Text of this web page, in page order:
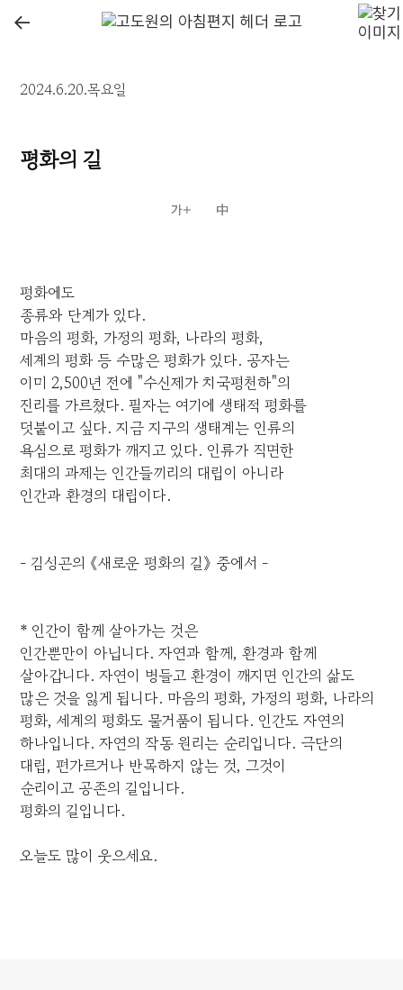
←
2024.6.20.목요일
평화의 길
평화에도
종류와 단계가 있다.
마음의 평화, 가정의 평화, 나라의 평화,
세계의 평화 등 수많은 평화가 있다. 공자는
이미 2,500년 전에 "수신제가 치국평천하"의
진리를 가르쳤다. 필자는 여기에 생태적 평화를
덧붙이고 싶다. 지금 지구의 생태계는 인류의
욕심으로 평화가 깨지고 있다. 인류가 직면한
최대의 과제는 인간들끼리의 대립이 아니라
인간과 환경의 대립이다.
- 김성곤의 《새로운 평화의 길》 중에서 -
* 인간이 함께 살아가는 것은
인간뿐만이 아닙니다. 자연과 함께, 환경과 함께
살아갑니다. 자연이 병들고 환경이 깨지면 인간의 삶도
많은 것을 잃게 됩니다. 마음의 평화, 가정의 평화, 나라의
평화, 세계의 평화도 물거품이 됩니다. 인간도 자연의
하나입니다. 자연의 작동 원리는 순리입니다. 극단의
대립, 편가르거나 반목하지 않는 것, 그것이
순리이고 공존의 길입니다.
평화의 길입니다.
오늘도 많이 웃으세요.